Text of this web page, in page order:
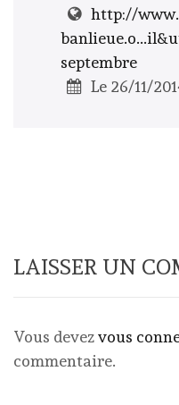
http://
septembre
Le 26/11/
LAISSER UN
Vous devezvous
commentaire.